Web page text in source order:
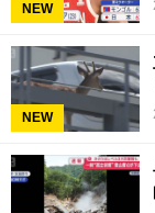
NEW
NEW